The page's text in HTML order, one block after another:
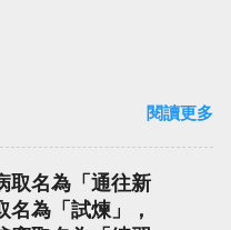
閱讀更多
取名為「通往新
為「試煉」，